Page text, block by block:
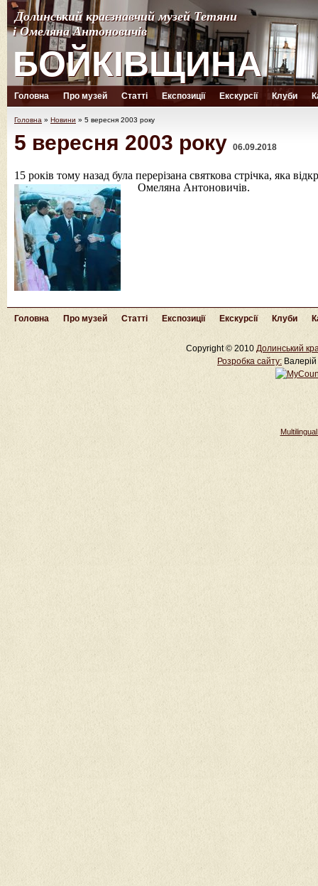
Долинський краєзнавчий музей Тетяни
і Омеляна Антоновичів
БОЙКІВЩИНА
Долинський краєзнавчий музей Тетяни
і Омеляна Антоновичів
БОЙКІВЩИНА
Головна Про музей Статті Експозиції Екскурсії Клуби
Головна » Новини » 5 вересня 2003 року
5 вересня 2003 року 06.09.2018
15 років тому назад була перерізана святкова стрічка, яка
Омеляна Антоновичів.
Головна Про музей Статті Експозиції Екскурсії Клуби
Copyright © 2010 Долинський
Розробка cайту: